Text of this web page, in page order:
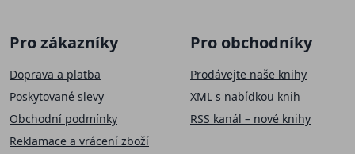
Pro zákazníky
Doprava a platba
Poskytované slevy
Obchodní podmínky
Reklamace a vrácení zboží
Pro obchodníky
Prodávejte naše knihy
XML s nabídkou knih
RSS kanál – nové knihy